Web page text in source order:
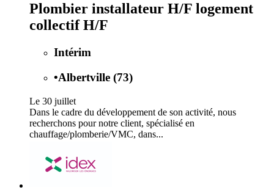
Plombier installateur H/F logement
collectif H/F
Intérim
•Albertville (73)
Le 30 juillet
Dans le cadre du développement de son activité, nous
recherchons pour notre client, spécialisé en
chauffage/plomberie/VMC, dans...